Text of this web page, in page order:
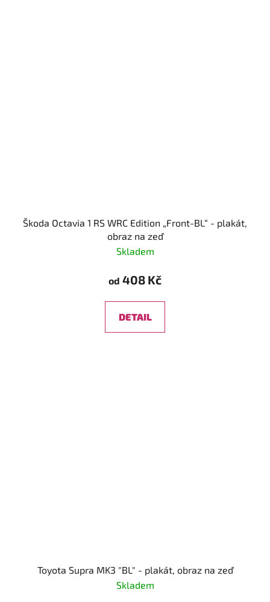
Škoda Octavia 1 RS WRC Edition „Front-BL“ - plakát,
obraz na zeď
Skladem
od 408 Kč
DETAIL
Toyota Supra MK3 "BL" - plakát, obraz na zeď
Skladem